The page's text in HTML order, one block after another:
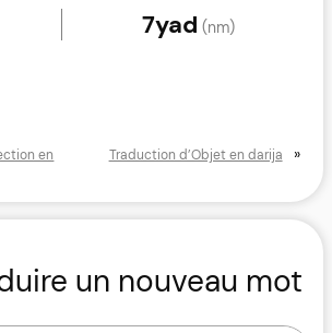
7yad (nm)
en
Traduction d’Objet en darija »
un nouveau mot